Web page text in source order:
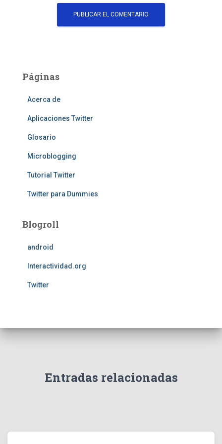
Páginas
Acerca de
Aplicaciones Twitter
Glosario
Microblogging
Tutorial Twitter
Twitter para Dummies
Blogroll
android
Interactividad.org
Twitter
Entradas relacionadas